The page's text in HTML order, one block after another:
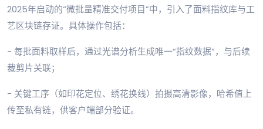
2025年启动的“微批量精准交付项目”中，引入了面料指纹库与工
艺区块链存证。具体操作包括：
- 每批面料取样后，通过光谱分析生成唯一“指纹数据”，与后续
裁剪片关联；
- 关键工序（如印花定位、绣花换线）拍摄高清影像，哈希值上
传至私有链，供客户端部分验证。